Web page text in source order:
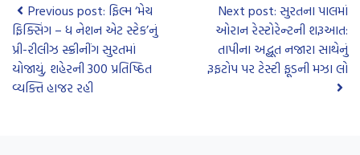
Previous post: ફિલ્મ ‘મેચ
ફિક્સિંગ – ધ નેશન એટ સ્ટેક’નું
પ્રી-રીલીઝ સ્ક્રીનીંગ સુરતમાં
યોજાયું, શહેરની 300 પ્રતિષ્ઠિત
વ્યક્તિ હાજર રહી
Next post: સુરતના પાલમાં
ઓરાન રેસ્ટોરેન્ટની શરૂઆત:
તાપીના અદ્ભૂત નજારા સાથેનું
રૂફટોપ પર ટેસ્ટી ફૂડની મઝા લો